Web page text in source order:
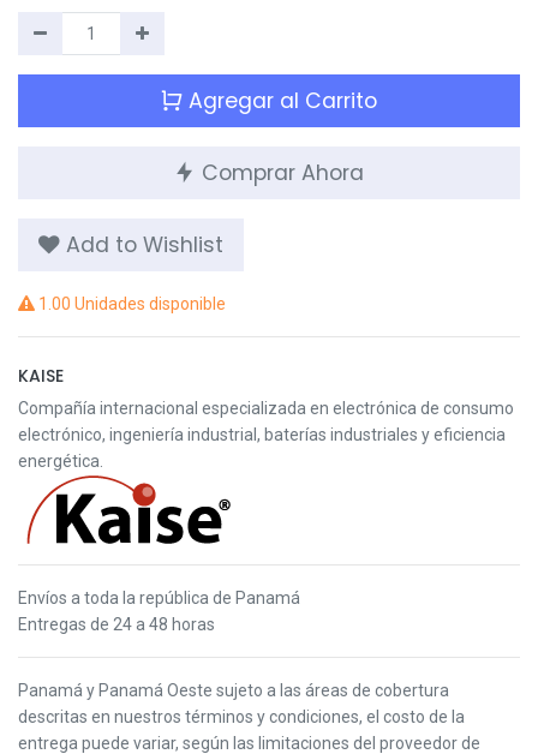
Agregar al Carrito
Comprar Ahora
Add to Wishlist
1.00 Unidades disponible
KAISE
Compañía internacional especializada en electrónica de consumo
electrónico, ingeniería industrial, baterías industriales y eficiencia
energética.
Envíos a toda la república de Panamá
Entregas de 24 a 48 horas
Panamá y Panamá Oeste sujeto a las áreas de cobertura
descritas en nuestros términos y condiciones, el costo de la
entrega puede variar, según las limitaciones del proveedor de